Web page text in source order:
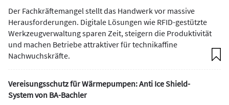
Der Fachkräftemangel stellt das Handwerk vor massive
Herausforderungen. Digitale Lösungen wie RFID-gestützte
Werkzeugverwaltung sparen Zeit, steigern die Produktivität
und machen Betriebe attraktiver für technikaffine
Nachwuchskräfte.
Vereisungsschutz für Wärmepumpen: Anti Ice Shield-
System von BA-Bachler